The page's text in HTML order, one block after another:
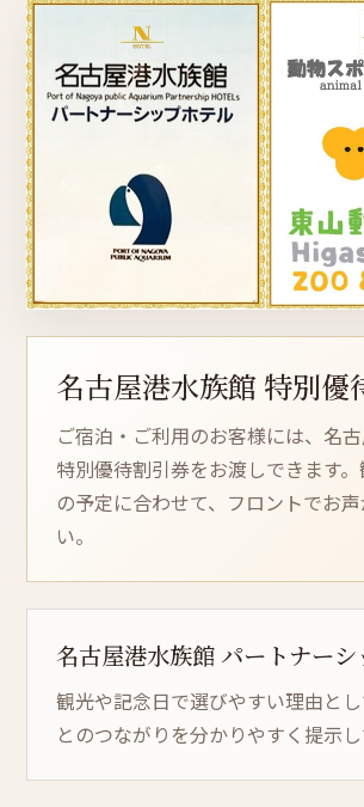
名古屋港水族館 特別優
ご宿泊・ご利用のお客様には、名
特別優待割引券をお渡しできます
の予定に合わせて、フロントでお
い。
名古屋港水族館 パー トナーシ
観光や記念日で選びやすい理由と
とのつながりを分かりやすく提示し